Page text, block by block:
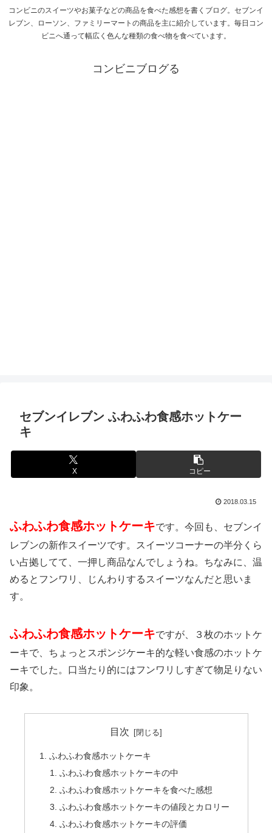
コンビニのスイーツやお菓子などの商品を食べた感想を書くブログ。セブンイ
レブン、ローソン、ファミリーマートの商品を主に紹介しています。毎日コン
ビニへ通って幅広く色んな種類の食べ物を食べています。
コンビニブログる
セブンイレブン ふわふわ食感ホットケー
キ
X コピー
2018.03.15
ふわふわ食感ホットケーキです。今回も、セブンイ
レブンの新作スイーツです。スイーツコーナーの半分くら
い占拠してて、一押し商品なんでしょうね。ちなみに、温
めるとフンワリ、じんわりするスイーツなんだと思いま
す。
ふわふわ食感ホットケーキですが、３枚のホットケ
ーキで、ちょっとスポンジケーキ的な軽い食感のホットケ
ーキでした。口当たり的にはフンワリしすぎて物足りない
印象。
目次
ふわふわ食感ホットケーキ
ふわふわ食感ホットケーキの中
ふわふわ食感ホットケーキを食べた感想
ふわふわ食感ホットケーキの値段とカロリー
ふわふわ食感ホットケーキの評価